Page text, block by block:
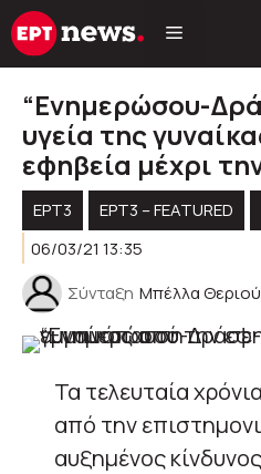
Μετάβαση
σε
“Ενημερώσου-
υγεία της
εφηβεία μέχρι
ΕΡΤ3 ΕΡΤ3 – FEATURED
06/03/21 13:35
Σύνταξη Μπέλλα Θεριού
Τα τελευταία
από την
αυξημένος